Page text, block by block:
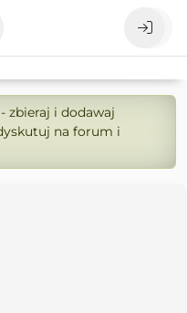
zbieraj i dodawaj
na forum i